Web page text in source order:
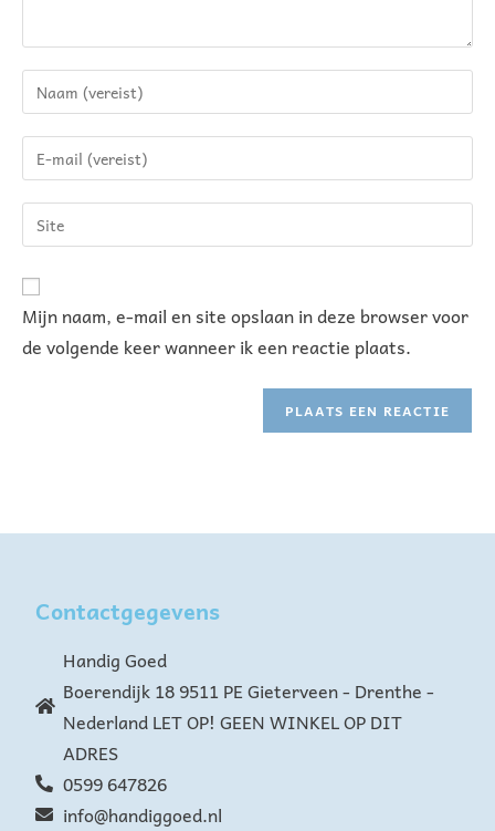
Mijn naam, e-mail en site opslaan in deze browser voor
de volgende keer wanneer ik een reactie plaats.
i
Contactgegevens
Handig Goed
Boerendijk 18 9511 PE Gieterveen - Drenthe -
Nederland LET OP! GEEN WINKEL OP DIT
ADRES
0599 647826
info@handiggoed.nl